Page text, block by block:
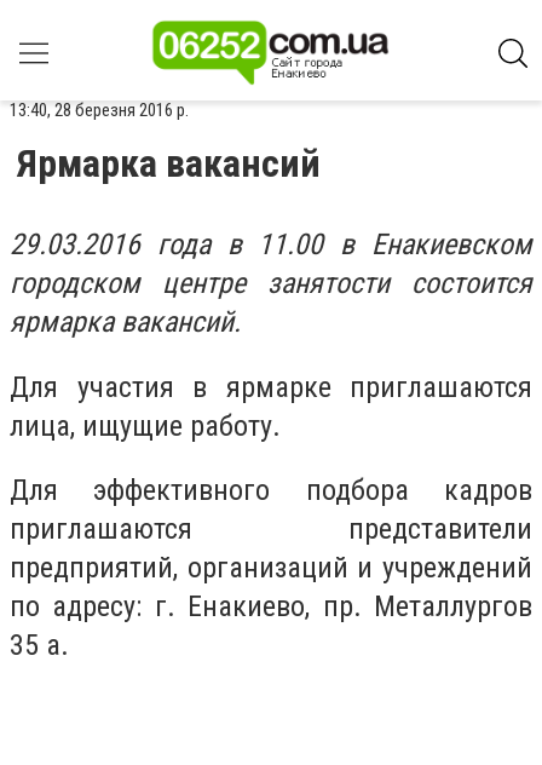
13:40, 28 березня 2016 р.
Ярмарка вакансий
29.03.2016 года в 11.00 в Енакиевском
городском центре занятости состоится
ярмарка вакансий.
Для участия в ярмарке приглашаются
лица, ищущие работу.
Для эффективного подбора кадров
приглашаются представители
предприятий, организаций и учреждений
по адресу: г. Енакиево, пр. Металлургов
35 а.